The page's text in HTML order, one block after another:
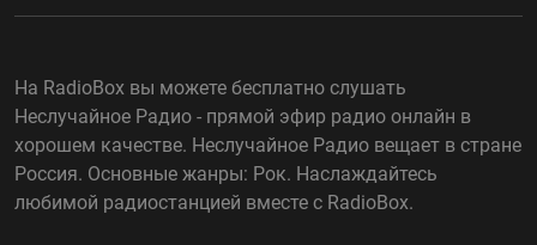
На RadioBox вы можете бесплатно слушать
Неслучайное Радио - прямой эфир радио онлайн в
хорошем качестве. Неслучайное Радио вещает в стране
Россия. Основные жанры: Рок. Наслаждайтесь
любимой радиостанцией вместе с RadioBox.